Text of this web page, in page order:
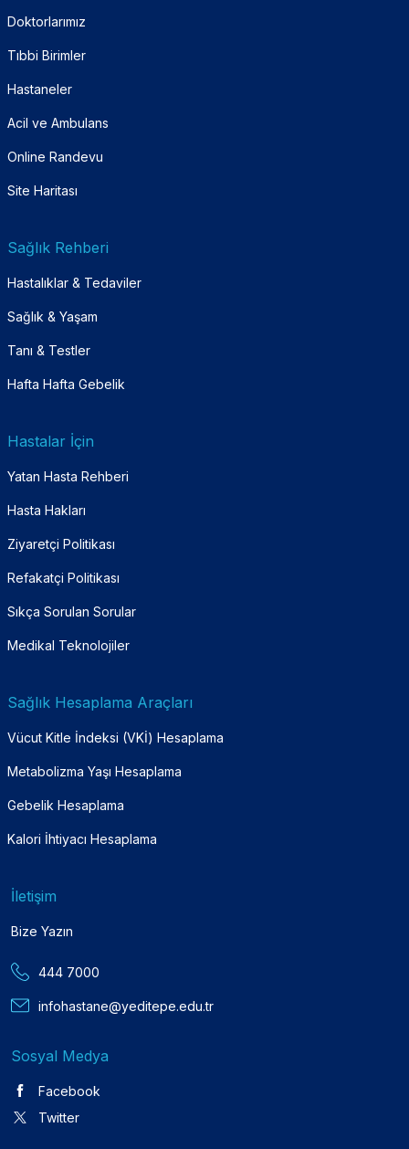
Doktorlarımız
Tıbbi Birimler
Hastaneler
Acil ve Ambulans
Online Randevu
Site Haritası
Sağlık Rehberi
Hastalıklar & Tedaviler
Sağlık & Yaşam
Tanı & Testler
Hafta Hafta Gebelik
Hastalar İçin
Yatan Hasta Rehberi
Hasta Hakları
Ziyaretçi Politikası
Refakatçi Politikası
Sıkça Sorulan Sorular
Medikal Teknolojiler
Sağlık Hesaplama Araçları
Vücut Kitle İndeksi (VKİ) Hesaplama
Metabolizma Yaşı Hesaplama
Gebelik Hesaplama
Kalori İhtiyacı Hesaplama
İletişim
Bize Yazın
444 7000
infohastane@yeditepe.edu.tr
Sosyal Medya
Facebook
Twitter